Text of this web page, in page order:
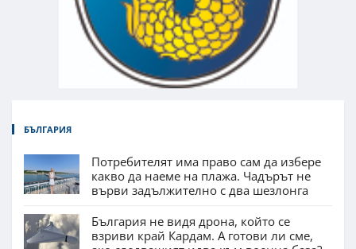
БЪЛГАРИЯ
Потребителят има право сам да избере
какво да наеме на плажа. Чадърът не
върви задължително с два шезлонга
България не видя дрона, който се
взриви край Кардам. А готови ли сме,